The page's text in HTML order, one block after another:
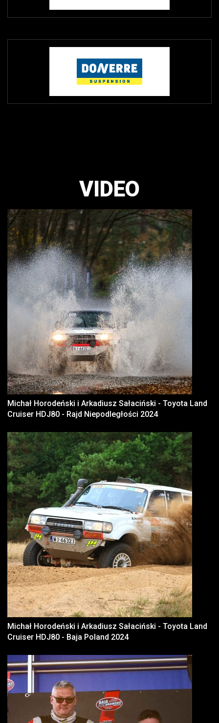
VIDEO
Michał Horodeński i Arkadiusz Sałaciński - Toyota Land
Cruiser HDJ80 - Rajd Niepodległości 2024
Michał Horodeński i Arkadiusz Sałaciński - Toyota Land
Cruiser HDJ80 - Baja Poland 2024